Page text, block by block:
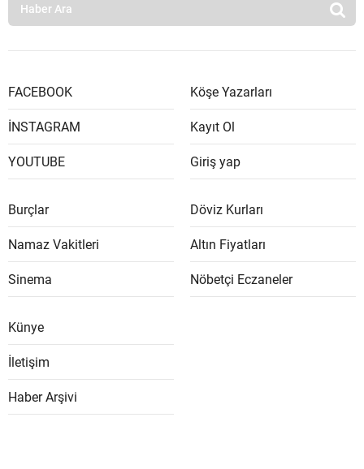
FACEBOOK
İNSTAGRAM
YOUTUBE
Köşe Yazarları
Kayıt Ol
Giriş yap
Burçlar
Namaz Vakitleri
Sinema
Döviz Kurları
Altın Fiyatları
Nöbetçi Eczaneler
Künye
İletişim
Haber Arşivi